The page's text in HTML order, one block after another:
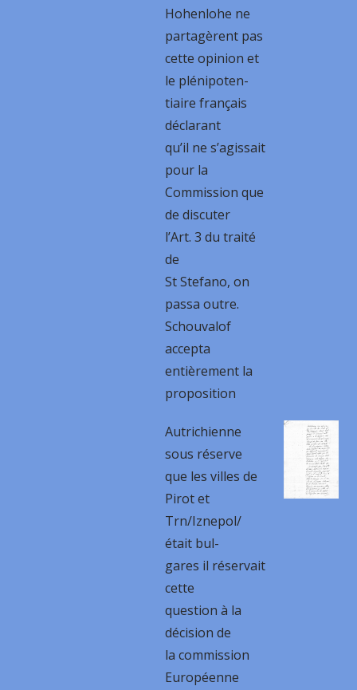
Hohenlohe ne
partagèrent pas
cette opinion et
le plénipoten-
tiaire français
déclarant
qu’il ne s’agissait
pour la
Commission que
de discuter
l’Art. 3 du traité
de
St Stefano, on
passa outre.
Schouvalof
accepta
entièrement la
proposition
Autrichienne
sous réserve
que les villes de
Pirot et
Trn/Iznepol/
était bul-
gares il réservait
cette
question à la
décision de
la commission
Européenne